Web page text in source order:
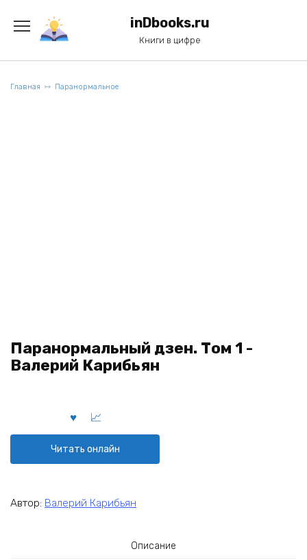
содержанию
inDbooks.ru
Книги в цифре
Главная Паранормальное
Паранормальный дзен. Том 1 -
Валерий Карибьян
Читать онлайн
Автор: Валерий Карибьян
Описание